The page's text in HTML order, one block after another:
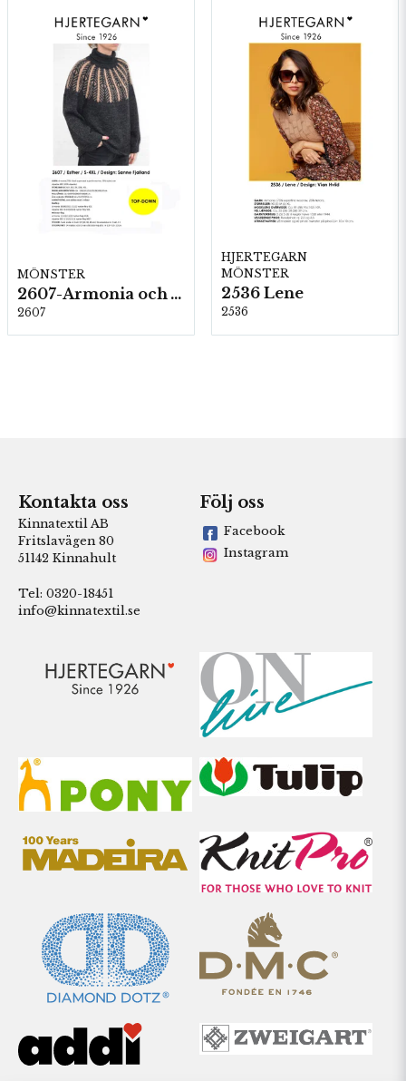
MÖNSTER
2607-Armonia och Alpaca 400
2607
HJERTEGARN
MÖNSTER
2536 Lene
2536
Kontakta oss
Kinnatextil AB
Fritslavägen 80
51142 Kinnahult
Tel: 0320-18451
info@kinnatextil.se
Följ oss
Facebook
Instagram